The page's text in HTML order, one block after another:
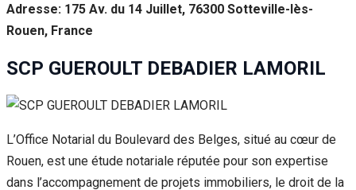
Adresse: 175 Av. du 14 Juillet, 76300 Sotteville-lès-
Rouen, France
SCP GUEROULT DEBADIER LAMORIL
L’Office Notarial du Boulevard des Belges, situé au cœur de
Rouen, est une étude notariale réputée pour son expertise
dans l’accompagnement de projets immobiliers, le droit de la